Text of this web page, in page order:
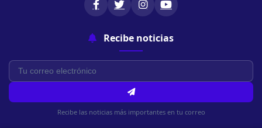
Recibe noticias
Recibe las noticias más importantes en tu correo